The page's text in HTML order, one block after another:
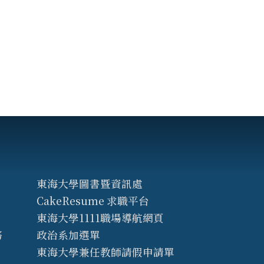
東海大學圖書暨資訊處
CakeResume 求職平台
東海大學1111職場導航網頁
政治系加選單
東海大學兼任教師請假申請單